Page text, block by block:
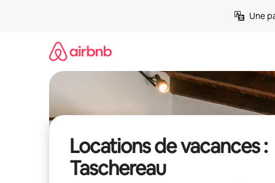
Une
Locations de vacances :
Taschereau